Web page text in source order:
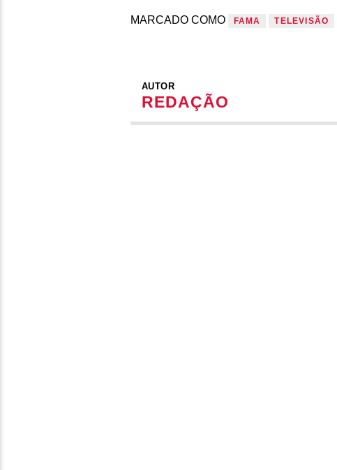
MARCADO COMO FAMA TELEVISÃO
AUTOR
REDAÇÃO